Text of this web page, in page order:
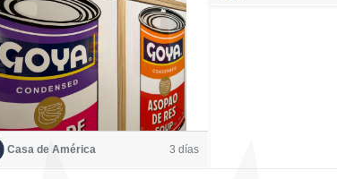
Casa de América 3 días